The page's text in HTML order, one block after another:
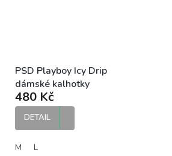
PSD Playboy Icy Drip
dámské kalhotky
480 Kč
DETAIL
M L